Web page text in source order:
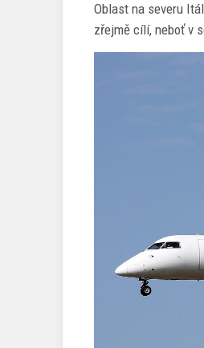
Oblast na severu
zřejmě cílí, neboť v